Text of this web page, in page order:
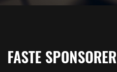
FASTE SPONSORER